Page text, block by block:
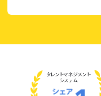
タレントマネジメント
システム